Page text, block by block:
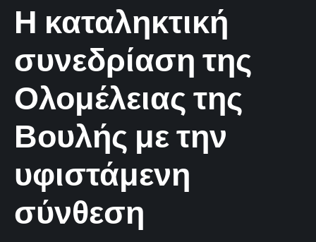
Η καταληκτική
συνεδρίαση της
Ολομέλειας της
Βουλής με την
υφιστάμενη
σύνθεση